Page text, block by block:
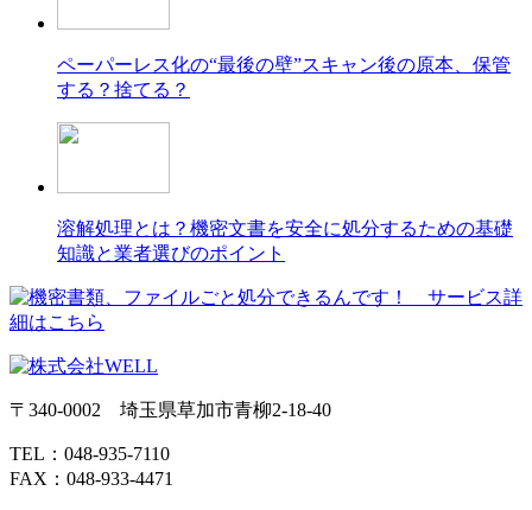
ペーパーレス化の“最後の壁”スキャン後の原本、保管
する？捨てる？
溶解処理とは？機密文書を安全に処分するための基礎
知識と業者選びのポイント
〒340-0002 埼玉県草加市青柳2-18-40
TEL：048-935-7110
FAX：048-933-4471